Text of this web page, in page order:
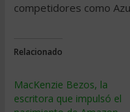
competidores como
Relacionado
MacKenzie Bezos, la
escritora que impulsó el